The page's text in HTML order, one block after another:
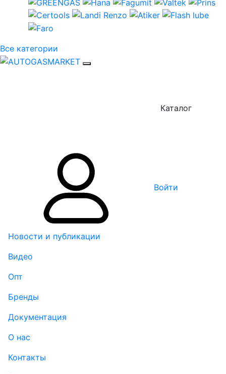
Все категории
Каталог
Войти
Новости и публикации
Видео
Опт
Бренды
Документация
О нас
Контакты